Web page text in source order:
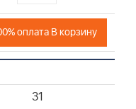
оплата В корзину
31